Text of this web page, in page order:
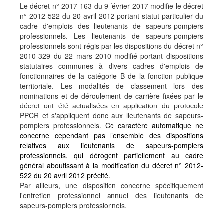
Le décret n° 2017-163 du 9 février 2017 modifie le décret
n° 2012-522 du 20 avril 2012 portant statut particulier du
cadre d'emplois des lieutenants de sapeurs-pompiers
professionnels. Les lieutenants de sapeurs-pompiers
professionnels sont régis par les dispositions du décret n°
2010-329 du 22 mars 2010 modifié portant dispositions
statutaires communes à divers cadres d'emplois de
fonctionnaires de la catégorie B de la fonction publique
territoriale. Les modalités de classement lors des
nominations et de déroulement de carrière fixées par le
décret ont été actualisées en application du protocole
PPCR et s'appliquent donc aux lieutenants de sapeurs-
pompiers professionnels. Ce caractère automatique ne
concerne cependant pas l’ensemble des dispositions
relatives aux lieutenants de sapeurs-pompiers
professionnels, qui dérogent partiellement au cadre
général aboutissant à la modification du décret n° 2012-
522 du 20 avril 2012 précité.
Par ailleurs, une disposition concerne spécifiquement
l'entretien professionnel annuel des lieutenants de
sapeurs-pompiers professionnels.